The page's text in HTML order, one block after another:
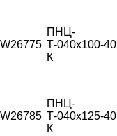
W26775
ПНЦ-
Т-040х100-
К
40
W26785
ПНЦ-
Т-040х125-
К
40